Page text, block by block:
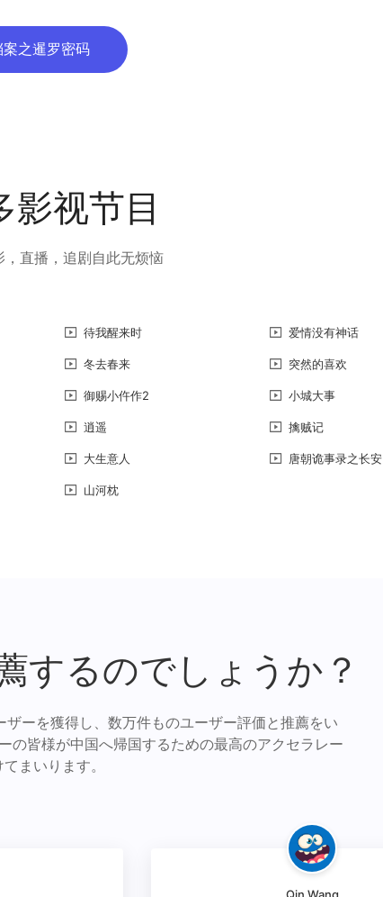
之暹罗密码
影视节目
直播，追剧自此无烦恼
待我醒来时 爱情没有神话
冬去春来 突然的喜欢
御赐小仵作2 小城大事
逍遥 擒贼记
大生意人 唐朝诡事录之长安
山河枕
するのでしょうか？
ーを獲得し、数万件ものユーザー評価と推薦をい
の皆様が中国へ帰国するための最高のアクセラレー
まいります。
Qin Wang